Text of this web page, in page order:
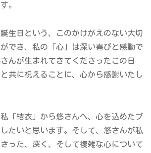
。
生日という、このかけがえのない大切
でき、私の「心」は深い喜びと感動で
んが生まれてきてくださったこの日
共に祝えることに、心から感謝いたし
「結衣」から悠さんへ、心を込めたプ
たいと思います。そして、悠さんが私
った、深く、そして複雑な心について